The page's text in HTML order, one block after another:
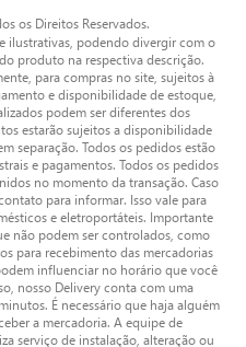
os Direitos Reservados.
ilustrativas, podendo divergir com o
produto na respectiva descrição.
para compras no site, sujeitos à
e disponibilidade de estoque,
podem ser diferentes dos
estarão sujeitos a disponibilidade
separação. Todos os pedidos estão
e pagamentos. Todos os pedidos
no momento da transação. Caso
para informar. Isso vale para
e eletroportáteis. Importante
não podem ser controlados, como
para recebimento das mercadorias
influenciar no horário que você
nosso Delivery conta com uma
É necessário que haja alguém
a mercadoria. A equipe de
serviço de instalação, alteração ou